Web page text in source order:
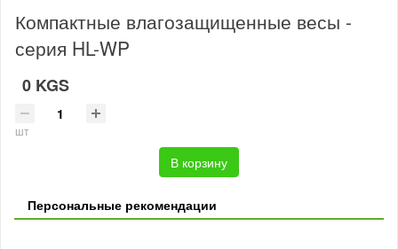
Компактные влагозащищенные весы -
серия HL-WP
0 KGS
шт
В корзину
Персональные рекомендации